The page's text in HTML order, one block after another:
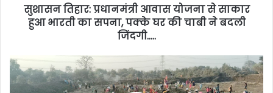
सुशासन तिहार: प्रधानमंत्री आवास योजना से साकार
हुआ भारती का सपना, पक्के घर की चाबी ने बदली
जिंदगी…..